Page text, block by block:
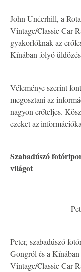
John Underhill, a
Vintage/Classic Car
gyakorlóknak az
Kínában folyó
Véleménye szerint
megosztani az
nagyon erőteljes.
ezeket az
Szabadúszó
világot
Peter, szabadúszó
Gongról és a
Vintage/Classic Car